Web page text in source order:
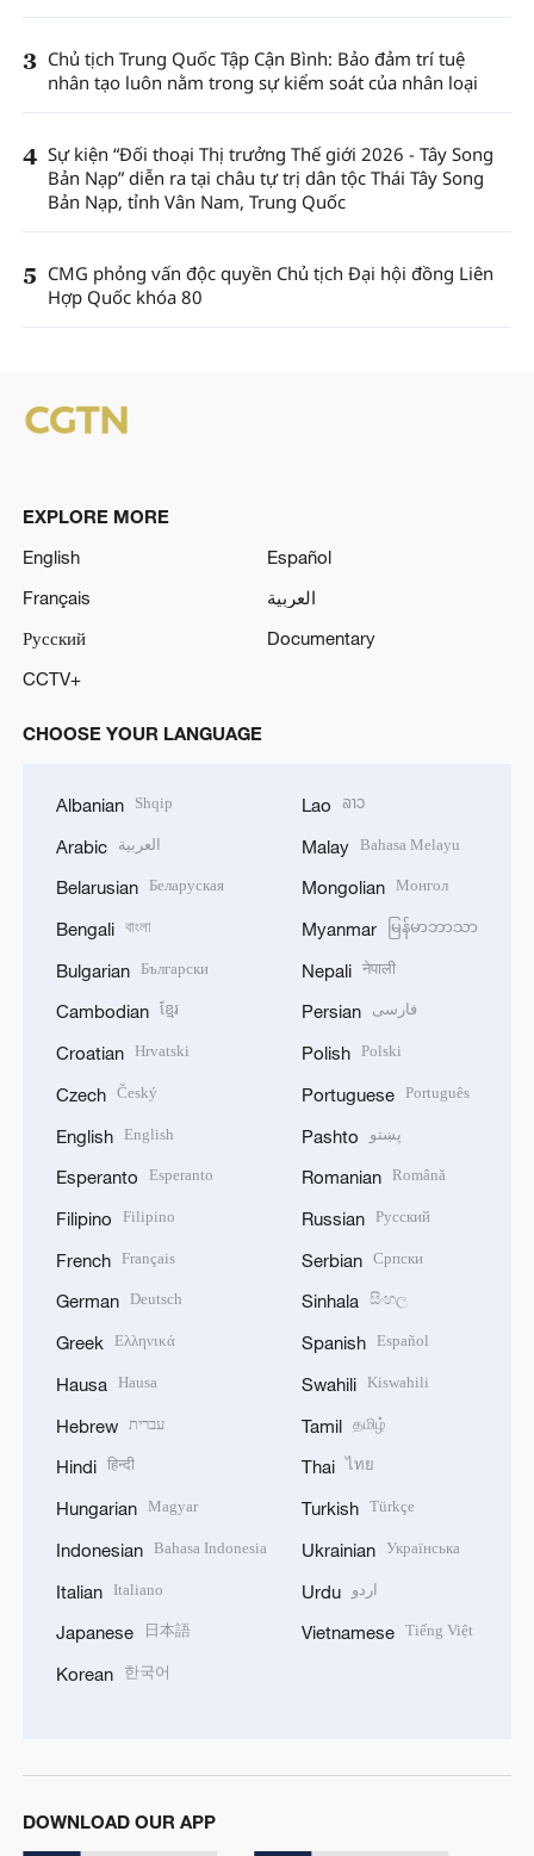
3 Chủ tịch Trung Quốc Tập Cận Bình: Bảo đảm trí tuệ
nhân tạo luôn nằm trong sự kiểm soát của nhân loại
4 Sự kiện “Đối thoại Thị trưởng Thế giới 2026 - Tây Song
Bản Nạp” diễn ra tại châu tự trị dân tộc Thái Tây Song
Bản Nạp, tỉnh Vân Nam, Trung Quốc
5 CMG phỏng vấn độc quyền Chủ tịch Đại hội đồng Liên
Hợp Quốc khóa 80
EXPLORE MORE
English
Español
Français
العربية
Русский
Documentary
CCTV+
CHOOSE YOUR LANGUAGE
Albanian Shqip
Arabic العربية
Belarusian Беларуская
Bengali বাংলা
Bulgarian Български
Cambodian ខ្មែរ
Croatian Hrvatski
Czech Český
English English
Esperanto Esperanto
Filipino Filipino
French Français
German Deutsch
Greek Ελληνικά
Hausa Hausa
Hebrew עברית
Hindi हिन्दी
Hungarian Magyar
Indonesian Bahasa Indonesia
Italian Italiano
Japanese 日本語
Korean 한국어
Lao ລາວ
Malay Bahasa Melayu
Mongolian Монгол
Myanmar မြန်မာဘာသာ
Nepali नेपाली
Persian فارسی
Polish Polski
Portuguese Português
Pashto پښتو
Romanian Română
Russian Русский
Serbian Српски
Sinhala සිංහල
Spanish Español
Swahili Kiswahili
Tamil தமிழ்
Thai ไทย
Turkish Türkçe
Ukrainian Українська
Urdu اردو
Vietnamese Tiếng Việt
DOWNLOAD OUR APP